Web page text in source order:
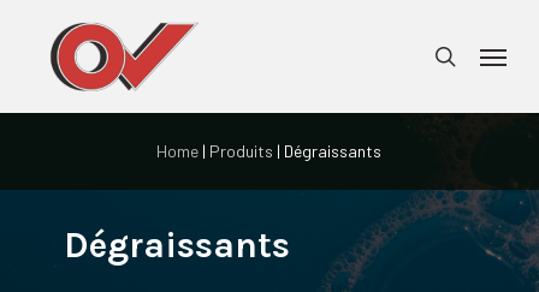
search
Menu
Home | Produits | Dégraissants
Dégraissants